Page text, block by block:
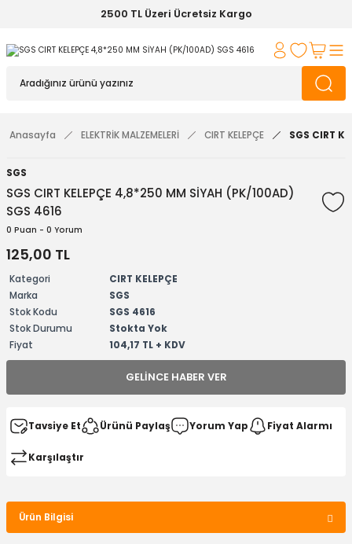
2500 TL Üzeri Ücretsiz Kargo
Anasayfa ELEKTRİK MALZEMELERİ CIRT KELEPÇE SGS CIRT
SGS
SGS CIRT KELEPÇE 4,8*250 MM SİYAH (PK/100AD)
SGS 4616
0 Puan - 0 Yorum
125,00 TL
Kategori
CIRT KELEPÇE
Marka
SGS
Stok Kodu
SGS 4616
Stok Durumu
Stokta Yok
Fiyat
104,17 TL + KDV
GELINCE HABER VER
Tavsiye Et Ürünü Paylaş Yorum Yap Fiyat Alarmı
Karşılaştır
Ürün Bilgisi